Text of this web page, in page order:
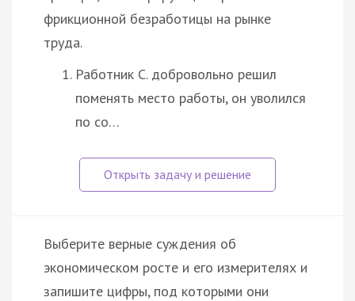
фрикционной безработицы на рынке
труда.
Работник С. добровольно решил
поменять место работы, он уволился
по со…
Выберите верные суждения об
экономическом росте и его измерителях и
запишите цифры, под которыми они